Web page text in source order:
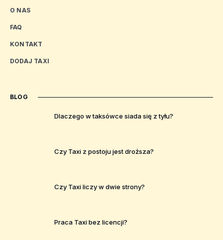
O NAS
FAQ
KONTAKT
DODAJ TAXI
BLOG
Dlaczego w taksówce siada się z tyłu?
Czy Taxi z postoju jest droższa?
Czy Taxi liczy w dwie strony?
Praca Taxi bez licencji?